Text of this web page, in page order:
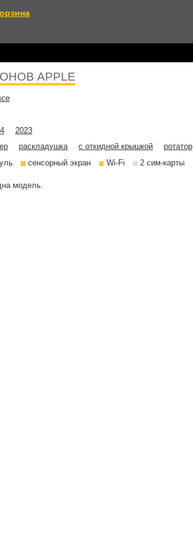
APPLE
2023
раскладушка с откидной крышкой ротатор
сенсорный экран Wi-Fi 2 сим-карты
модель.